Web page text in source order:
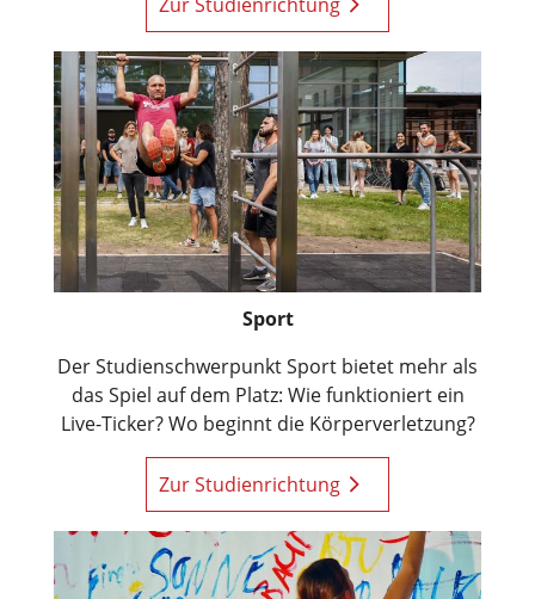
Zur Studienrichtung
Sport
Der Studienschwerpunkt Sport bietet mehr als
das Spiel auf dem Platz: Wie funktioniert ein
Live-Ticker? Wo beginnt die Körperverletzung?
Zur Studienrichtung